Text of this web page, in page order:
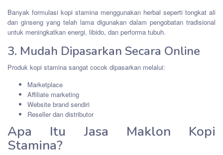
Banyak formulasi kopi stamina menggunakan herbal seperti tongkat ali
dan ginseng yang telah lama digunakan dalam pengobatan tradisional
untuk meningkatkan energi, libido, dan performa tubuh.
3. Mudah Dipasarkan Secara Online
Produk kopi stamina sangat cocok dipasarkan melalui:
Marketplace
Affiliate marketing
Website brand sendiri
Reseller dan distributor
Apa Itu Jasa Maklon Kopi
Stamina?